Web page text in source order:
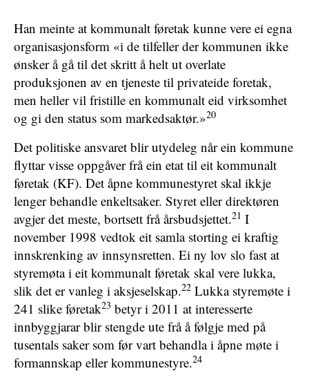
Han meinte at kommunalt føretak kunne vere ei egna
organisasjonsform «i de tilfeller der kommunen ikke
ønsker å gå til det skritt å helt ut overlate
produksjonen av en tjeneste til privateide foretak,
men heller vil fristille en kommunalt eid virksomhet
og gi den status som markedsaktør.»20
Det politiske ansvaret blir utydeleg når ein kommune
flyttar visse oppgåver frå ein etat til eit kommunalt
føretak (KF). Det åpne kommunestyret skal ikkje
lenger behandle enkeltsaker. Styret eller direktøren
avgjer det meste, bortsett frå årsbudsjettet.21 I
november 1998 vedtok eit samla storting ei kraftig
innskrenking av innsynsretten. Ei ny lov slo fast at
styremøta i eit kommunalt føretak skal vere lukka,
slik det er vanleg i aksjeselskap.22 Lukka styremøte i
241 slike føretak23 betyr i 2011 at interesserte
innbyggjarar blir stengde ute frå å følgje med på
tusentals saker som før vart behandla i åpne møte i
formannskap eller kommunestyre.24